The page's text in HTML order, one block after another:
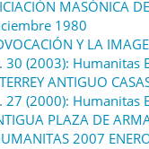
MASÓNICA
1980
Y LA
30 (2003): Humanitas
ANTIGUO
27 (2000): Humanitas
PLAZA DE
2007